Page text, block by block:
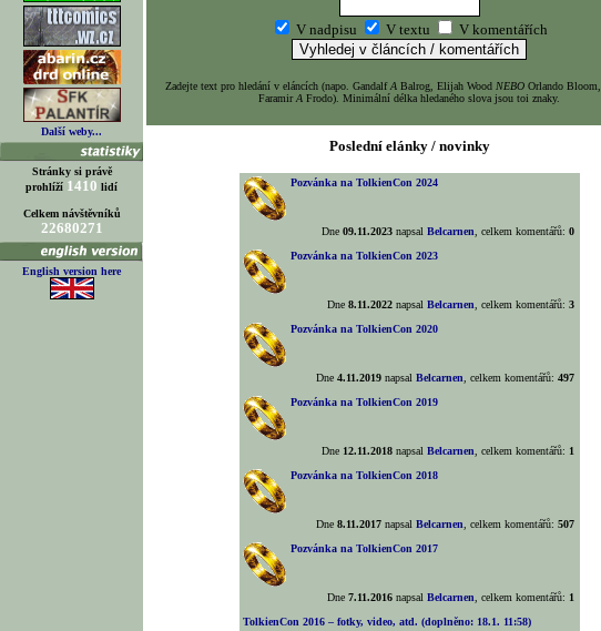
Další weby...
Stránky si právě
prohlíží 1410 lidí
Celkem návštěvníků
22680271
English version here
V nadpisu V textu V komentářích
Zadejte text pro hledání v eláncích (napo. GandalfA Balrog, Elijah Wood NEBO Orlando
FaramirA Frodo). Minimální délka hledaného slova jsou toi znaky.
Poslední elánky / novinky
Pozvánka na TolkienCon 2024
Dne 09.11.2023napsal Belcarnen , celkem komentářů: 0
Pozvánka na TolkienCon 2023
Dne 8.11.2022napsal Belcarnen , celkem komentářů: 3
Pozvánka na TolkienCon 2020
Dne 4.11.2019napsal Belcarnen , celkem komentářů: 497
Pozvánka na TolkienCon 2019
Dne 12.11.2018napsal Belcarnen , celkem komentářů: 1
Pozvánka na TolkienCon 2018
Dne 8.11.2017napsal Belcarnen , celkem komentářů: 507
Pozvánka na TolkienCon 2017
Dne 7.11.2016napsal Belcarnen , celkem komentářů: 1
TolkienCon 2016 – fotky, video, atd. (doplněno: 18.1. 11:58)